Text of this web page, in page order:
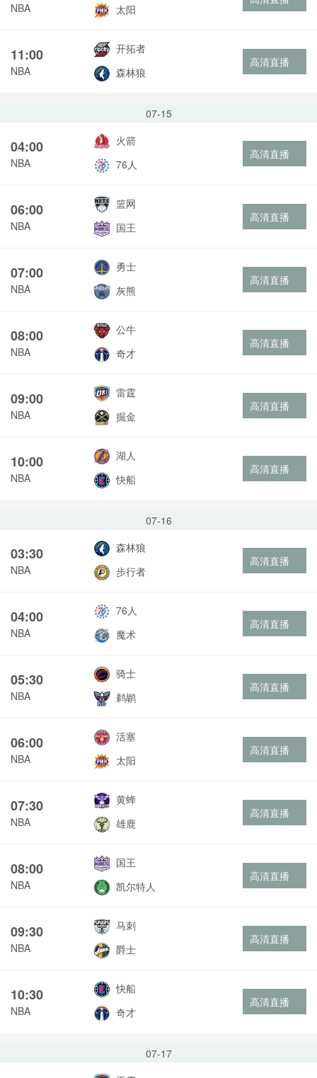
NBA
太阳
11:00
NBA
开拓者
森林狼
高清直播
07-15
04:00
NBA
火箭
76人
高清直播
06:00
NBA
篮网
国王
高清直播
07:00
NBA
勇士
灰熊
高清直播
08:00
NBA
公牛
奇才
高清直播
09:00
NBA
雷霆
掘金
高清直播
10:00
NBA
湖人
快船
高清直播
07-16
03:30
NBA
森林狼
步行者
高清直播
04:00
NBA
76人
魔术
高清直播
05:30
NBA
骑士
鹈鹕
高清直播
06:00
NBA
活塞
太阳
高清直播
07:30
NBA
黄蜂
雄鹿
高清直播
08:00
NBA
国王
凯尔特人
高清直播
09:30
NBA
马刺
爵士
高清直播
10:30
NBA
快船
奇才
高清直播
07-17